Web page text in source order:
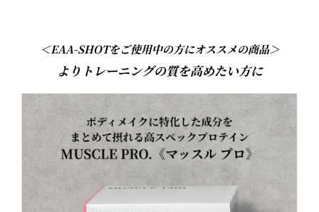
＜EAA-SHOTをご使用中の方にオススメの商品＞
よりトレーニングの質を高めたい方に